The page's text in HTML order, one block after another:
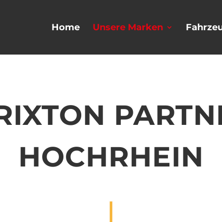
Home Unsere Marken
HOCHRHEIN